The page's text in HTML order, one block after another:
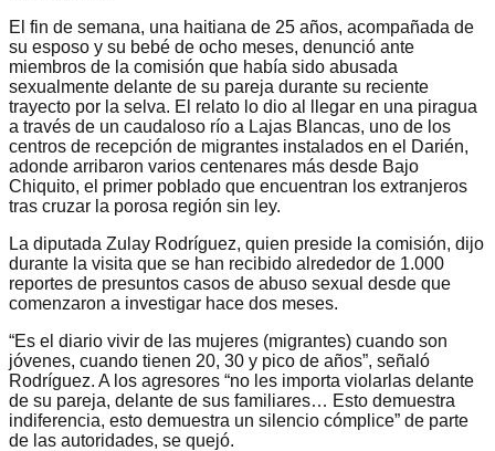
El fin de semana, una haitiana de 25 años, acompañada de
su esposo y su bebé de ocho meses, denunció ante
miembros de la comisión que había sido abusada
sexualmente delante de su pareja durante su reciente
trayecto por la selva. El relato lo dio al llegar en una piragua
a través de un caudaloso río a Lajas Blancas, uno de los
centros de recepción de migrantes instalados en el Darién,
adonde arribaron varios centenares más desde Bajo
Chiquito, el primer poblado que encuentran los extranjeros
tras cruzar la porosa región sin ley.
La diputada Zulay Rodríguez, quien preside la comisión, dijo
durante la visita que se han recibido alrededor de 1.000
reportes de presuntos casos de abuso sexual desde que
comenzaron a investigar hace dos meses.
“Es el diario vivir de las mujeres (migrantes) cuando son
jóvenes, cuando tienen 20, 30 y pico de años”, señaló
Rodríguez. A los agresores “no les importa violarlas delante
de su pareja, delante de sus familiares… Esto demuestra
indiferencia, esto demuestra un silencio cómplice” de parte
de las autoridades, se quejó.